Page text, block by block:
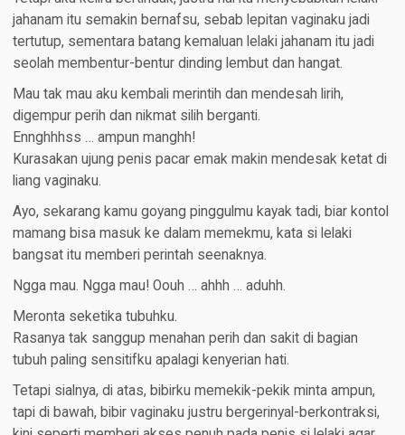
jahanam itu semakin bernafsu, sebab lepitan vaginaku jadi
tertutup, sementara batang kemaluan lelaki jahanam itu jadi
seolah membentur-bentur dinding lembut dan hangat.
Mau tak mau aku kembali merintih dan mendesah lirih,
digempur perih dan nikmat silih berganti.
Ennghhhss … ampun manghh!
Kurasakan ujung penis pacar emak makin mendesak ketat di
liang vaginaku.
Ayo, sekarang kamu goyang pinggulmu kayak tadi, biar kontol
mamang bisa masuk ke dalam memekmu, kata si lelaki
bangsat itu memberi perintah seenaknya.
Ngga mau. Ngga mau! Oouh … ahhh … aduhh.
Meronta seketika tubuhku.
Rasanya tak sanggup menahan perih dan sakit di bagian
tubuh paling sensitifku apalagi kenyerian hati.
Tetapi sialnya, di atas, bibirku memekik-pekik minta ampun,
tapi di bawah, bibir vaginaku justru bergerinyal-berkontraksi,